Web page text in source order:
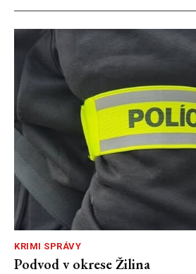
KRIMI SPRÁVY
Podvod v okrese Žilina